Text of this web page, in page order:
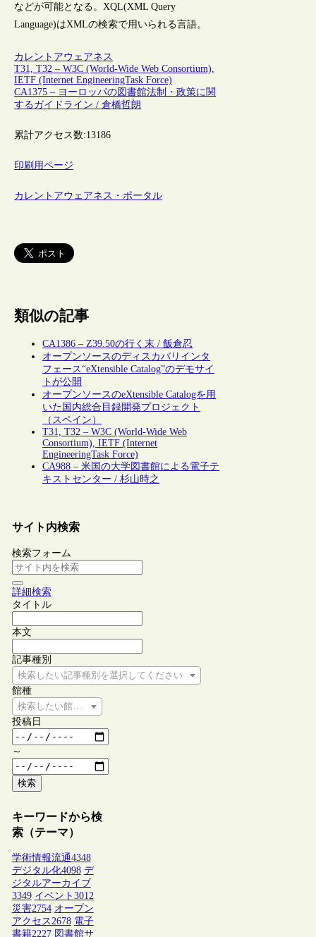
などが可能となる。XQL(XML Query
Language)はXMLの検索で用いられる言語。
カレントアウェアネス
T31, T32 – W3C (World-Wide Web Consortium),
IETF (Internet EngineeringTask Force)
CA1375 – ヨーロッパの図書館法制・政策に関
するガイドライン / 倉橋哲朗
累計アクセス数:13186
印刷用ページ
カレントアウェアネス・ポータル
類似の記事
CA1386 – Z39.50の行く末 / 飯倉忍
オープンソースのディスカバリインタ
フェース“eXtensible Catalog”のデモサイ
トが公開
オープンソースのeXtensible Catalogを用
いた国内総合目録開発プロジェクト
（スペイン）
T31, T32 – W3C (World-Wide Web
Consortium), IETF (Internet
EngineeringTask Force)
CA988 – 米国の大学図書館による電子テ
キストセンター / 杉山時之
サイト内検索
検索フォーム
詳細検索
タイトル
本文
記事種別
検索したい記事種別を選択してください
館種
検索したい館種を選択してください
投稿日
～
検索
キーワードから検
索（テーマ）
学術情報流通4348
デジタル化4098 デ
ジタルアーカイブ
3349 イベント 3012
災害2754 オープン
アクセス2678 電子
書籍2227 図書館サ